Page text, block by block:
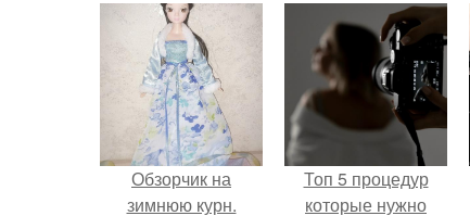
подруга.
Обзорчик на
зимнюю курн.
Топ 5 процедур
которые нужно